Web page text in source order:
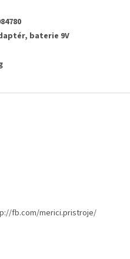
baterie 9V
fb.com/merici.pristroje/